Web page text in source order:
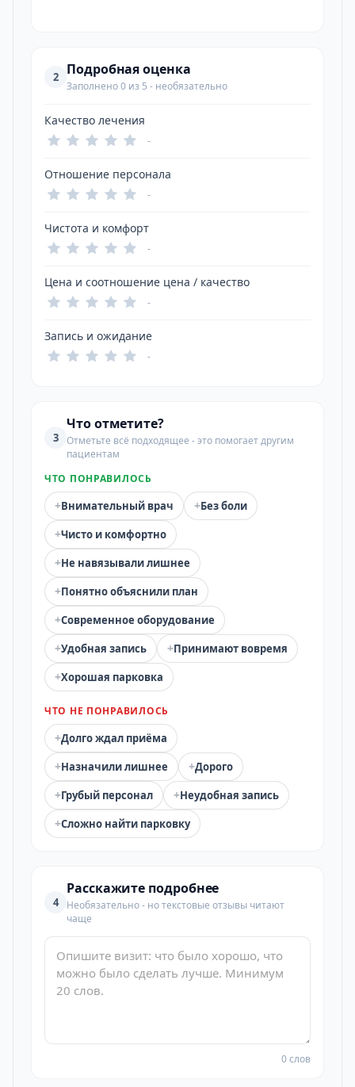
2 Подробная оценка
Заполнено 0 из 5 - необязательно
Качество лечения
-
Отношение персонала
-
Чистота и комфорт
-
Цена и соотношение цена / качество
-
Запись и ожидание
-
3
Что отметите?
Отметьте всё подходящее - это помогает другим
пациентам
ЧТО ПОНРАВИЛОСЬ
+Внимательный врач +Без боли
+Чисто и комфортно
+Не навязывали лишнее
+Понятно объяснили план
+Современное оборудование
+Удобная запись +Принимают вовремя
+Хорошая парковка
ЧТО НЕ ПОНРАВИЛОСЬ
+Долго ждал приёма
+Назначили лишнее +Дорого
+Грубый персонал +Неудобная запись
+Сложно найти парковку
4
Расскажите подробнее
Необязательно - но текстовые отзывы читают
чаще
0 слов